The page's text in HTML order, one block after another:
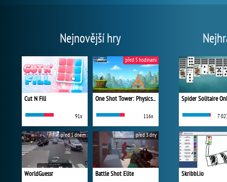
Nejnovější hry
Cut N Fill
91x
One Shot Tower: Physics Destroyer
116x
před 5 hodinami
WorldGuessr
před 1 dnem
Battle Shot Elite
před 3 dny
Spider Solitaire
7
Skribbl.io